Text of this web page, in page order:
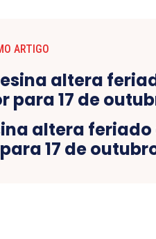
ARTIGO
altera feriado
17 de